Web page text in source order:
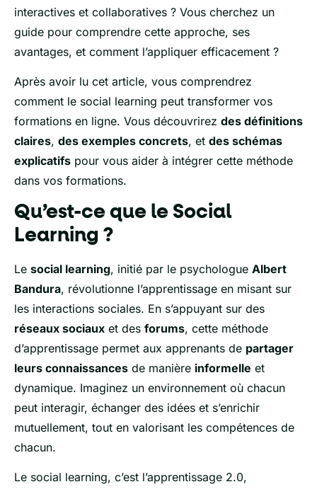
interactives et collaboratives ? Vous cherchez un
guide pour comprendre cette approche, ses
avantages, et comment l’appliquer efficacement ?
Après avoir lu cet article, vous comprendrez
comment le social learning peut transformer vos
formations en ligne. Vous découvrirez des définitions
claires, des exemples concrets, et des schémas
explicatifs pour vous aider à intégrer cette méthode
dans vos formations.
Qu’est-ce que le Social
Learning ?
Le social learning, initié par le psychologue Albert
Bandura, révolutionne l’apprentissage en misant sur
les interactions sociales. En s’appuyant sur des
réseaux sociaux et des forums, cette méthode
d’apprentissage permet aux apprenants de partager
leurs connaissances de manière informelle et
dynamique. Imaginez un environnement où chacun
peut interagir, échanger des idées et s’enrichir
mutuellement, tout en valorisant les compétences de
chacun.
Le social learning, c’est l’apprentissage 2.0,